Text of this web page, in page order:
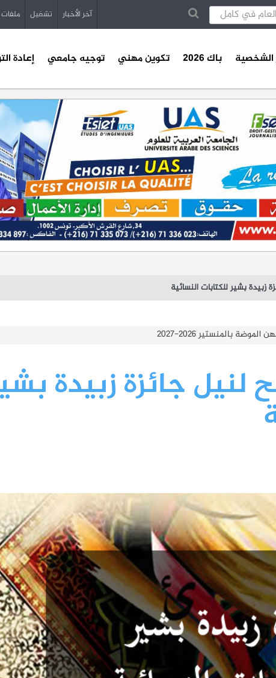
آخر الأخبار تشغيل ملفات
الشخصية باك 2026 تكوين مهني توجيه جامعي إعادة
زبيدة بشير للكتابات النسائية
في اختصاص ثان 2026-2027
لنيل جائزة زبيدة